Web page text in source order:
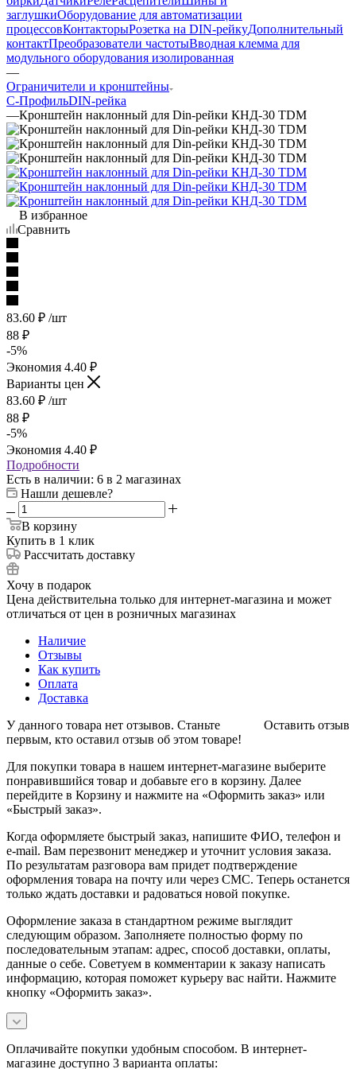
заглушкиОборудование для автоматизации
процессовКонтакторыРозетка на DIN-рейкуДополнительный
контактПреобразователи частотыВводная клемма для
модульного оборудования изолированная
—
Ограничители и кронштейны
С-ПрофильDIN-рейка
—Кронштейн наклонный для Din-рейки КНД-30 TDM
В избранное
Сравнить
83.60 ₽ /шт
88 ₽
-5%
Экономия 4.40 ₽
Варианты цен
83.60 ₽ /шт
88 ₽
-5%
Экономия 4.40 ₽
Подробности
Есть в наличии: 6 в 2 магазинах
Нашли дешевле?
В корзину
Купить в 1 клик
Рассчитать доставку
Хочу в подарок
Цена действительна только для интернет-магазина и может
отличаться от цен в розничных магазинах
Наличие
Отзывы
Как купить
Оплата
Доставка
Оставить отзыв
У данного товара нет отзывов. Станьте
первым, кто оставил отзыв об этом товаре!
Для покупки товара в нашем интернет-магазине выберите
понравившийся товар и добавьте его в корзину. Далее
перейдите в Корзину и нажмите на «Оформить заказ» или
«Быстрый заказ».
Когда оформляете быстрый заказ, напишите ФИО, телефон и
e-mail. Вам перезвонит менеджер и уточнит условия заказа.
По результатам разговора вам придет подтверждение
оформления товара на почту или через СМС. Теперь останется
только ждать доставки и радоваться новой покупке.
Оформление заказа в стандартном режиме выглядит
следующим образом. Заполняете полностью форму по
последовательным этапам: адрес, способ доставки, оплаты,
данные о себе. Советуем в комментарии к заказу написать
информацию, которая поможет курьеру вас найти. Нажмите
кнопку «Оформить заказ».
Оплачивайте покупки удобным способом. В интернет-
магазине доступно 3 варианта оплаты: